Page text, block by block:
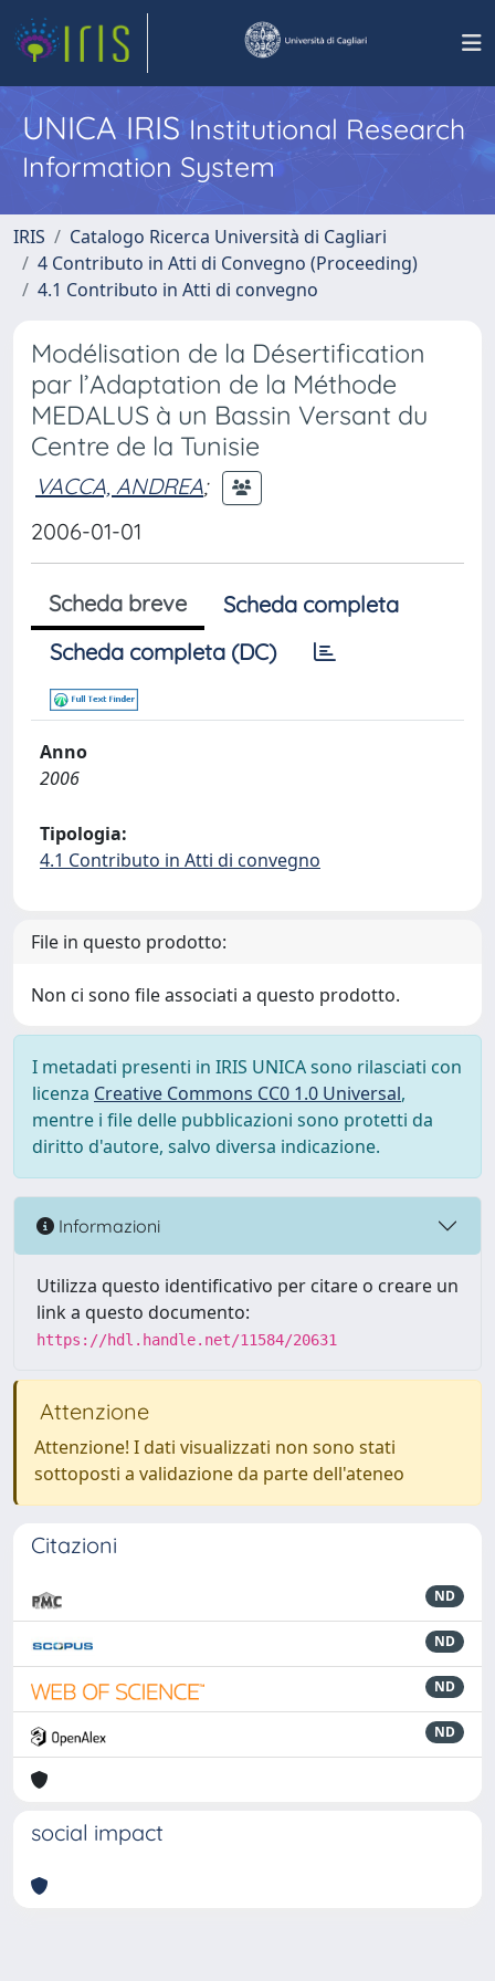
UNICA IRISInstitutional Research
Information System
IRIS
Catalogo Ricerca Università di Cagliari
4 Contributo in Atti di Convegno (Proceeding)
4.1 Contributo in Atti di convegno
Modélisation de la Désertification
par l’Adaptation de la Méthode
MEDALUS à un Bassin Versant du
Centre de la Tunisie
VACCA, ANDREA;
2006-01-01
Scheda breve
Scheda completa
Scheda completa (DC)
Anno
2006
Tipologia:
4.1 Contributo in Atti di convegno
File in questo prodotto:
Non ci sono file associati a questo prodotto.
I metadati presenti in IRIS UNICA sono rilasciati con
licenza Creative Commons CC0 1.0 Universal,
mentre i file delle pubblicazioni sono protetti da
diritto d'autore, salvo diversa indicazione.
Informazioni
Utilizza questo identificativo per citare o creare un
link a questo documento:
https://hdl.handle.net/11584/20631
Attenzione
Attenzione! I dati visualizzati non sono stati
sottoposti a validazione da parte dell'ateneo
Citazioni
ND
ND
ND
ND
social impact